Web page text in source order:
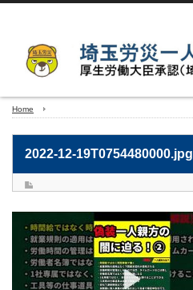
Home
2022-12-19T0754480000.jpg